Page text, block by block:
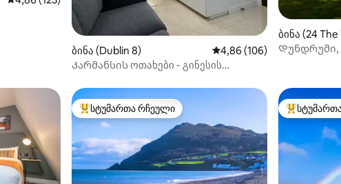
ბინა (Dublin 8) საშუალო შეფასებაა
4,86 (106)
Კარმანსის ოთახები - გინესის
ბინა (24
სტუმართა რჩეული მოწინავე ვარიანტი
სტუმართა რჩეული სტუმართა